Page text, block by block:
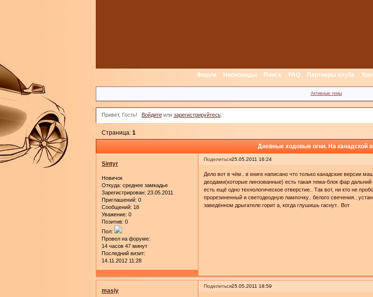
Форум Неоноводы Поиск FAQ Партнеры клуба
Активные темы
Привет, Гость! Войдитеили зарегистрируйтесь.
Дневные ходовые огни. На канадской
Страница:1
Поделиться25.05.2011 16:24
Sintyr
Новичок
Откуда: среднее замкадье
Зарегистрирован: 23.05.2011
Приглашений: 0
Сообщений: 18
Уважение: 0
Позитив: 0
Пол:
Провел на форуме:
14 часов 47 минут
Последний визит:
14.11.2012 11:28
Дело вот в чём.. в книге написано что только канадские версии
деодами(которые линзованные) есть такая тема-блок фар
есть ещё одно технологическое отверстие.. Так вот, ни кто не
прорезиненный и светодеодную лампочку.. белого свечения..
заведённом дрыгателе горит а, когда глушишь гаснут.. Вот
Поделиться25.05.2011 18:59
masiy